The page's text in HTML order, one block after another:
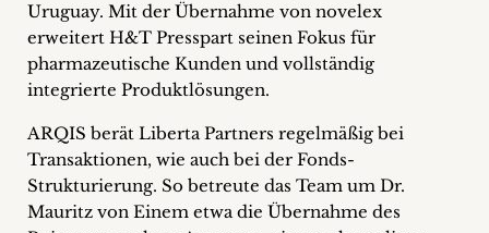
Uruguay. Mit der Übernahme von novelex
erweitert H&T Presspart seinen Fokus für
pharmazeutische Kunden und vollständig
integrierte Produktlösungen.
ARQIS berät Liberta Partners regelmäßig bei
Transaktionen, wie auch bei der Fonds-
Strukturierung. So betreute das Team um Dr.
Mauritz von Einem etwa die Übernahme des